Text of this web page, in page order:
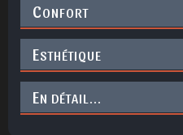
CONFORT
ESTHÉTIQUE
EN DÉTAIL...